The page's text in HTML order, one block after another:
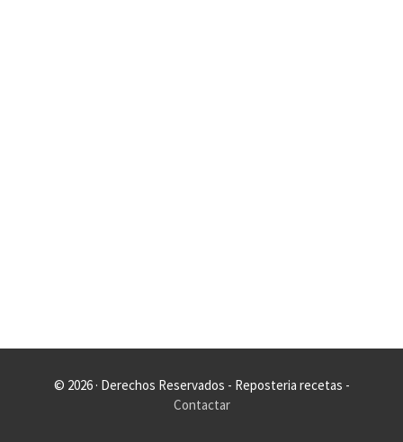
© 2026 · Derechos Reservados - Reposteria recetas -
Contactar